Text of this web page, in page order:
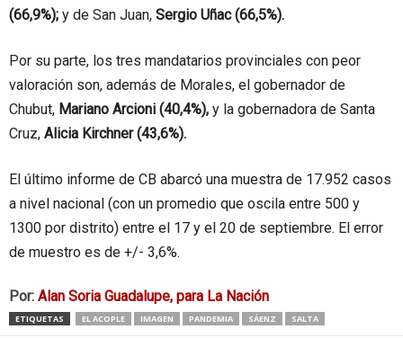
(66,9%); y de San Juan, Sergio Uñac (66,5%).
Por su parte, los tres mandatarios provinciales con peor
valoración son, además de Morales, el gobernador de
Chubut, Mariano Arcioni (40,4%), y la gobernadora de Santa
Cruz, Alicia Kirchner (43,6%).
El último informe de CB abarcó una muestra de 17.952 casos
a nivel nacional (con un promedio que oscila entre 500 y
1300 por distrito) entre el 17 y el 20 de septiembre. El error
de muestro es de +/- 3,6%.
Por: Alan Soria Guadalupe, para La Nación
ETIQUETAS EL ACOPLE IMAGEN PANDEMIA SÁENZ SALTA